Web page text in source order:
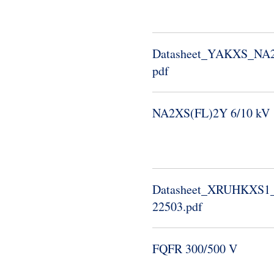
pdf
NA2XS(FL)2Y 6/10 kV
22503.​pdf
FQFR 300/500 V